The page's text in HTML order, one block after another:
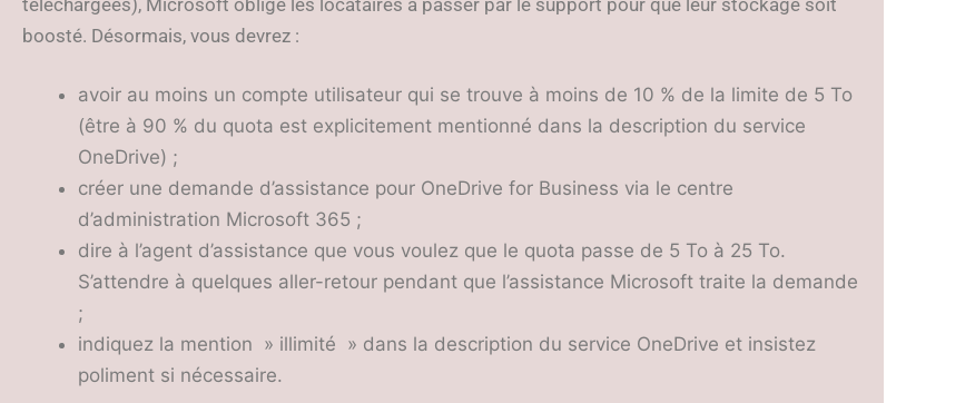
boosté. Désormais, vous devrez :
avoir au moins un compte utilisateur qui se trouve à moins de 10 % de la limite de 5 To
(être à 90 % du quota est explicitement mentionné dans la description du service
OneDrive) ;
créer une demande d’assistance pour OneDrive for Business via le centre
d’administration Microsoft 365 ;
dire à l’agent d’assistance que vous voulez que le quota passe de 5 To à 25 To.
S’attendre à quelques aller-retour pendant que l’assistance Microsoft traite la demande
;
indiquez la mention » illimité » dans la description du service OneDrive et insistez
poliment si nécessaire.